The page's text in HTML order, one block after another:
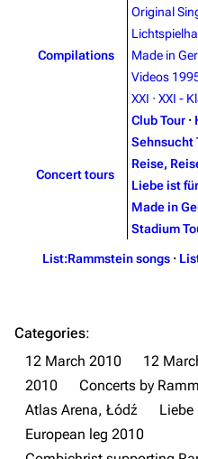
Emigrate
Discography
Videography
Song list
Merchandise
Discography
Videography
Song list
Tour dates
Compilations
Original
Made in
Videos
XXI · XXI -
Concert tours
Club Tour ·
Sehnsucht
Reise,
Liebe ist
Made in
Stadium
List:Rammstein songs ·
Categories:
12 March 2010
12
2010
Concerts by
Atlas Arena, Łódź
Liebe
European leg 2010